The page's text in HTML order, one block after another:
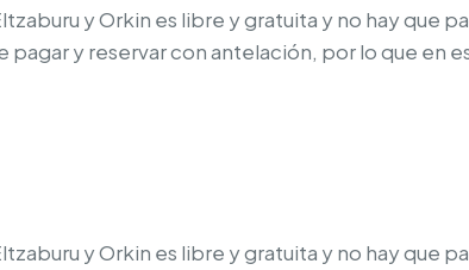
y Orkin es libre y gratuita y no hay que
pagar y reservar con antelación, por lo que en
y Orkin es libre y gratuita y no hay que